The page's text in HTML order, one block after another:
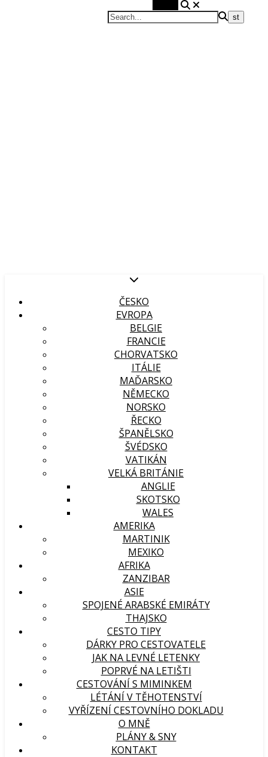
ČESKO
EVROPA
BELGIE
FRANCIE
CHORVATSKO
ITÁLIE
MAĎARSKO
NĚMECKO
NORSKO
ŘECKO
ŠPANĚLSKO
ŠVÉDSKO
VATIKÁN
VELKÁ BRITÁNIE
ANGLIE
SKOTSKO
WALES
AMERIKA
MARTINIK
MEXIKO
AFRIKA
ZANZIBAR
ASIE
SPOJENÉ ARABSKÉ EMIRÁTY
THAJSKO
CESTO TIPY
DÁRKY PRO CESTOVATELE
JAK NA LEVNÉ LETENKY
POPRVÉ NA LETIŠTI
CESTOVÁNÍ S MIMINKEM
LÉTÁNÍ V TĚHOTENSTVÍ
VYŘÍZENÍ CESTOVNÍHO DOKLADU
O MNĚ
PLÁNY & SNY
KONTAKT